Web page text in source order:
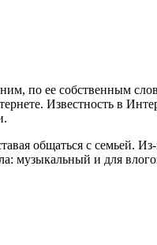
по ее собственным
Известность в
общаться с семьей.
музыкальный и для